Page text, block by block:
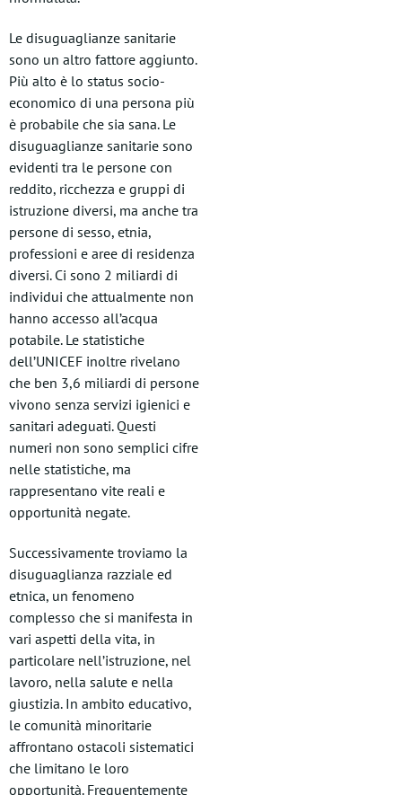
Le disuguaglianze sanitarie
sono un altro fattore aggiunto.
Più alto è lo status socio-
economico di una persona più
è probabile che sia sana. Le
disuguaglianze sanitarie sono
evidenti tra le persone con
reddito, ricchezza e gruppi di
istruzione diversi, ma anche tra
persone di sesso, etnia,
professioni e aree di residenza
diversi. Ci sono 2 miliardi di
individui che attualmente non
hanno accesso all’acqua
potabile. Le statistiche
dell’UNICEF inoltre rivelano
che ben 3,6 miliardi di persone
vivono senza servizi igienici e
sanitari adeguati. Questi
numeri non sono semplici cifre
nelle statistiche, ma
rappresentano vite reali e
opportunità negate.
Successivamente troviamo la
disuguaglianza razziale ed
etnica, un fenomeno
complesso che si manifesta in
vari aspetti della vita, in
particolare nell’istruzione, nel
lavoro, nella salute e nella
giustizia. In ambito educativo,
le comunità minoritarie
affrontano ostacoli sistematici
che limitano le loro
opportunità. Frequentemente